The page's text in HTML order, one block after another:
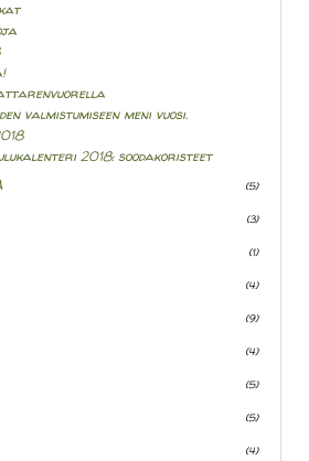
valmistumiseen meni vuosi.
2018: soodakoristeet
(5)
(3)
(1)
(4)
(9)
(4)
(5)
(5)
(4)